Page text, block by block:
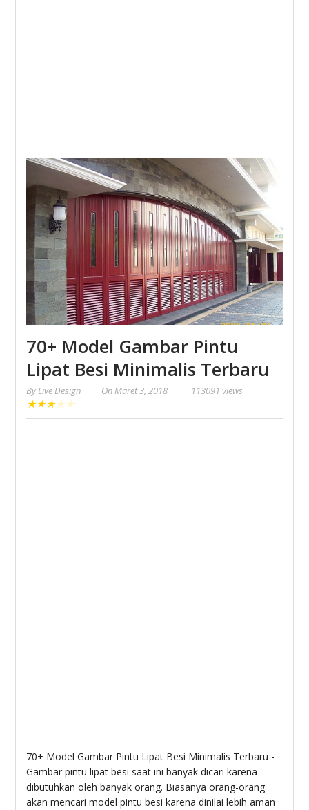
70+ Model Gambar Pintu
Lipat Besi Minimalis Terbaru
ByLive Design OnMaret 3, 2018 113091 views
★★★★★
70+ Model Gambar Pintu Lipat Besi Minimalis Terbaru -
Gambar pintu lipat besi saat ini banyak dicari karena
dibutuhkan oleh banyak orang. Biasanya orang-orang
akan mencari model pintu besi karena dinilai lebih aman